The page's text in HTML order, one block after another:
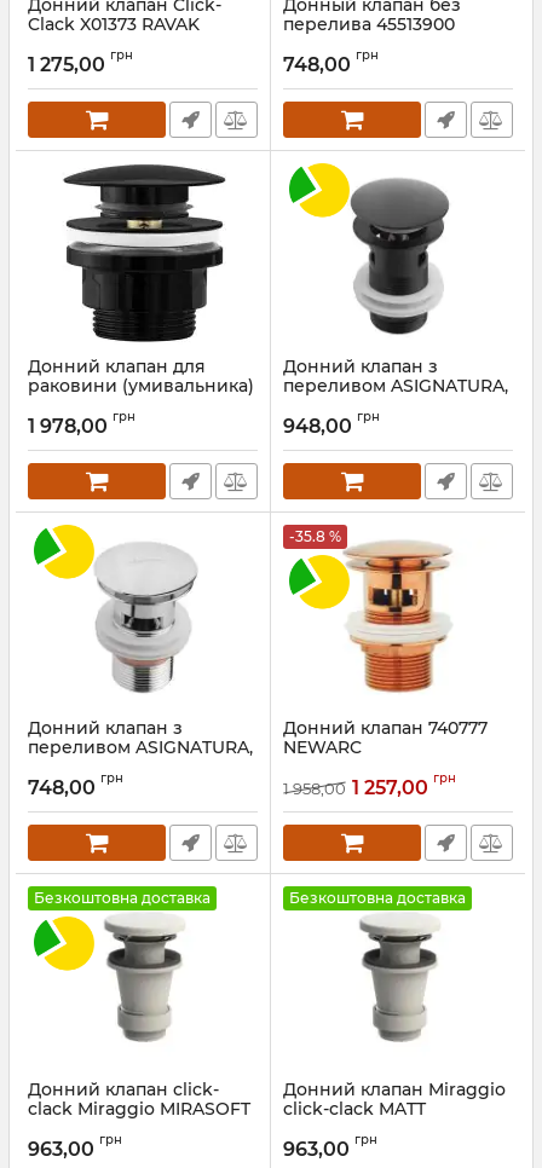
Донний клапан Click-
Clack X01373 RAVAK
1 275,00 грн
Донный клапан без
перелива 45513900
Артикул:45513900
748,00 грн
Донний клапан для
раковини (умивальника)
GLOSSY чорний
Артикул:REA-A4100
1 978,00 грн
Донний клапан з
переливом ASIGNATURA,
Артикул:45511902
948,00 грн
Донний клапан з
переливом ASIGNATURA,
Артикул:45511900
748,00 грн
-35.8 %
Донний клапан 740777
NEWARC
1 958,00 1 257,00 грн
Безкоштовна доставка
Донний клапан click-
clack Miraggio MIRASOFT
963,00 грн
Безкоштовна доставка
Донний клапан Miraggio
click-clack MATT
963,00 грн